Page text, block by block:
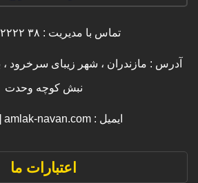
تماس با مدیریت : ۳۸ ۲۲۲۲۲ ۰۹۱۱
آدرس : مازندران ، شهر زیبای سرخرود ،
نبش کوچه وحدت
ایمیل : info [@] amlak-navan.com
اعتبارات ما